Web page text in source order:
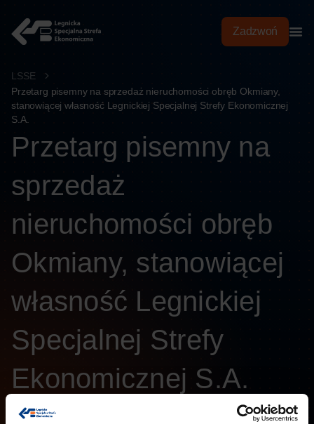
treści
Zadzwoń
LSSE
Przetarg pisemny na sprzedaż nieruchomości obręb Okmiany,
stanowiącej własność Legnickiej Specjalnej Strefy Ekonomicznej
S.A.
Przetarg pisemny na
sprzedaż
nieruchomości obręb
Okmiany, stanowiącej
własność Legnickiej
Specjalnej Strefy
Ekonomicznej S.A.
Kategoria: